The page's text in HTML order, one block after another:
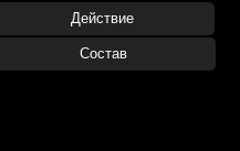
Действие
Состав